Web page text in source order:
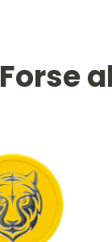
Forse